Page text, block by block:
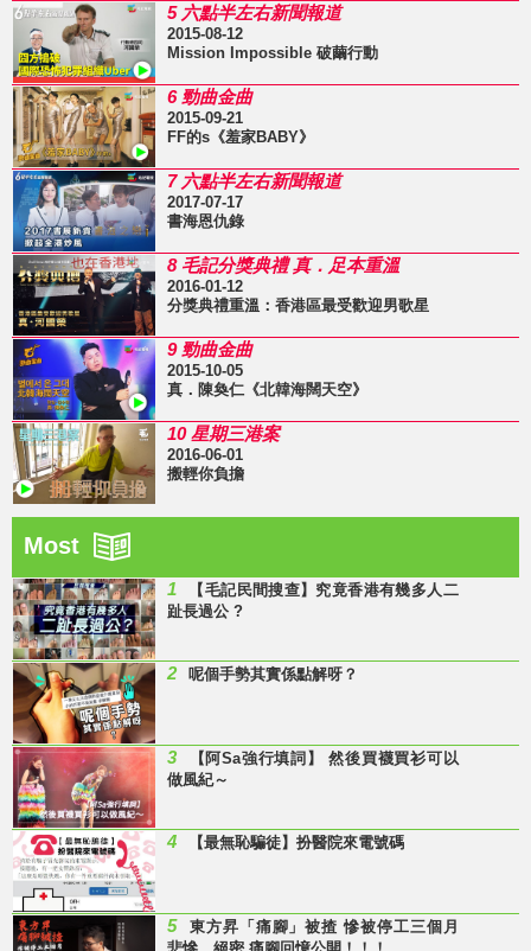
5 六點半左右新聞報道
2015-08-12
Mission Impossible 破繭行動
6 勁曲金曲
2015-09-21
FF的s《羞家BABY》
7 六點半左右新聞報道
2017-07-17
書海恩仇錄
8 毛記分獎典禮 真．足本重溫
2016-01-12
分獎典禮重溫：香港區最受歡迎男歌星
9 勁曲金曲
2015-10-05
真．陳奐仁《北韓海闊天空》
10 星期三港案
2016-06-01
搬輕你負擔
Most
1
【毛記民間搜查】究竟香港有幾多人二
趾長過公 ?
2 呢個手勢其實係點解呀？
3
【阿Sa強行填詞】 然後買襪買衫可以
做風紀～
4 【最無恥騙徒】扮醫院來電號碼
5
東方昇「痛腳」被揸 慘被停工三個月